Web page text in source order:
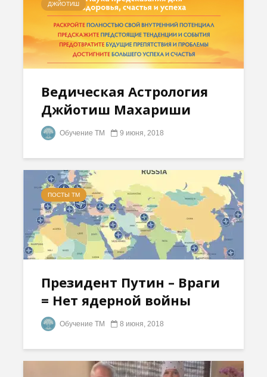
ДЖЙОТИШ
Ведическая Астрология
Джйотиш Махариши
Обучение ТМ 9 июня, 2018
ПОСТЫ ТМ
Президент Путин – Враги
= Нет ядерной войны
Обучение ТМ 8 июня, 2018